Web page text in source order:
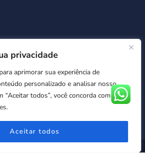
privacidade
aprimorar sua experiência de
personalizado e analisar nosso
“Aceitar todos”, você concorda com
Aceitar todos